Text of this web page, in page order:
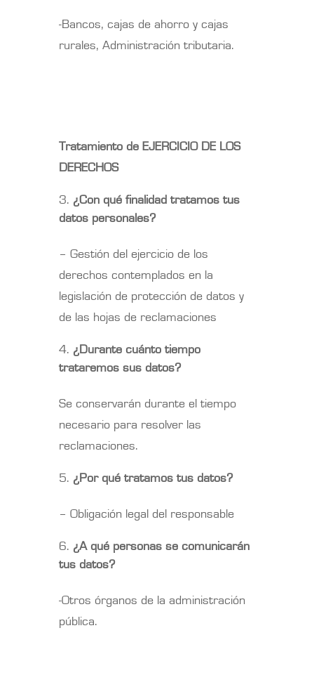
-Bancos, cajas de ahorro y cajas
rurales, Administración tributaria.
Tratamiento de EJERCICIO DE LOS
DERECHOS
¿Con qué finalidad tratamos tus
datos personales?
– Gestión del ejercicio de los
derechos contemplados en la
legislación de protección de datos y
de las hojas de reclamaciones
¿Durante cuánto tiempo
trataremos sus datos?
Se conservarán durante el tiempo
necesario para resolver las
reclamaciones.
¿Por qué tratamos tus datos?
– Obligación legal del responsable
¿A qué personas se comunicarán
tus datos?
-Otros órganos de la administración
pública.